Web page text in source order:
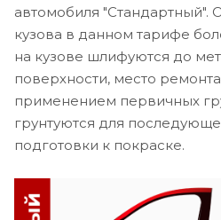
автомобиля "Стандартный".
кузова в данном тарифе
на кузове шлифуются до
поверхности, место
применением первичных
грунтуются для
подготовки к покраске.